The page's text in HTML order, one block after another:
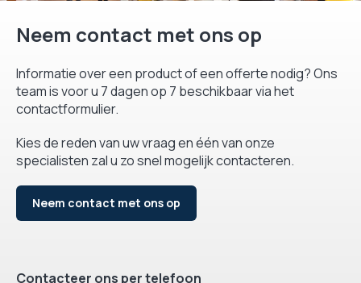
Neem contact met ons op
Informatie over een product of een offerte nodig? Ons
team is voor u 7 dagen op 7 beschikbaar via het
contactformulier.
Kies de reden van uw vraag en één van onze
specialisten zal u zo snel mogelijk contacteren.
Neem contact met ons op
Contacteer ons per telefoon